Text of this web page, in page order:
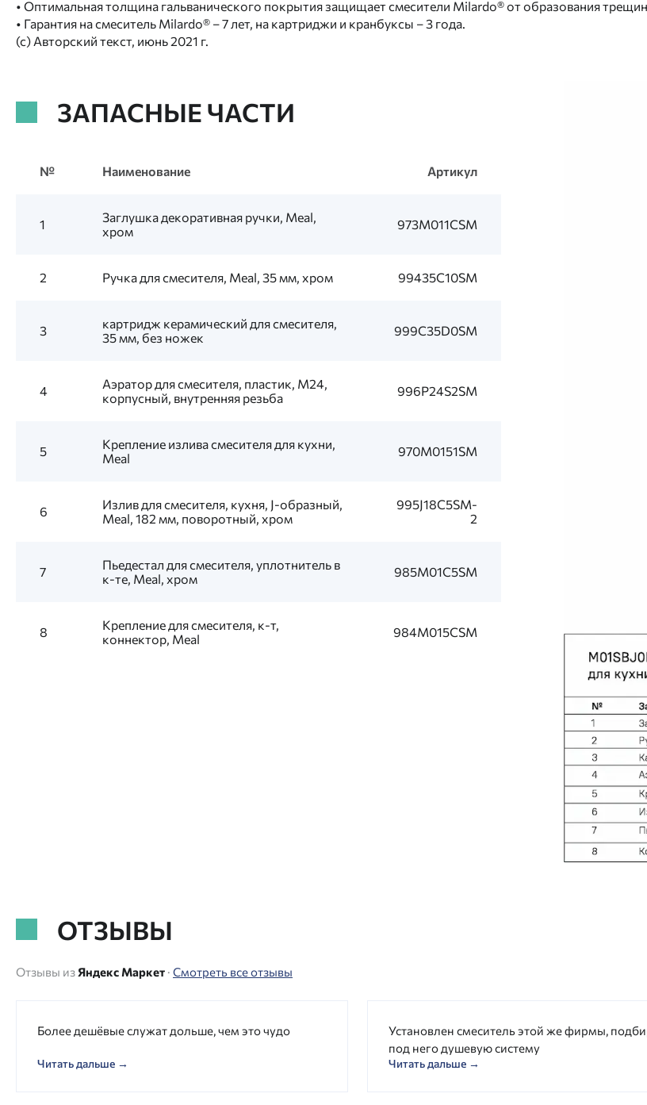
• Оптимальная толщина гальванического покрытия защищает смесители Milardo® от образования
• Гарантия на смеситель Milardo® – 7 лет, на картриджи и кранбуксы – 3 года.
(с) Авторский текст, июнь 2021 г.
ЗАПАСНЫЕ ЧАСТИ
№ Наименование Артикул
1
Заглушка декоративная ручки, Meal,
хром
973M011CSM
2 Ручка для смесителя, Meal, 35 мм, хром 99435C10SM
3
картридж керамический для смесителя,
35 мм, без ножек
999C35D0SM
4
Аэратор для смесителя, пластик, M24,
корпусный, внутренняя резьба
996P24S2SM
5
Крепление излива смесителя для кухни,
Meal
970M0151SM
6
Излив для смесителя, кухня, J-образный,
Meal, 182 мм, поворотный, хром
995J18C5SM-
2
7
Пьедестал для смесителя, уплотнитель в
к-те, Meal, хром
985M01C5SM
8
Крепление для смесителя, к-т,
коннектор, Meal
984M015CSM
ОТЗЫВЫ
Отзывы из Яндекс Маркет · Смотреть все отзывы
Более дешёвые служат дольше, чем это чудо
Читать дальше →
Установлен смеситель этой же фирмы,
под него душевую систему
Читать дальше →